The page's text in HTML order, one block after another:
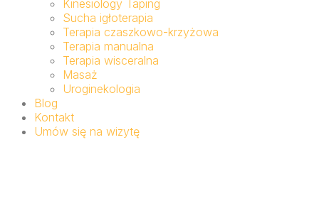
Kinesiology Taping
Sucha igłoterapia
Terapia czaszkowo-krzyżowa
Terapia manualna
Terapia wisceralna
Masaż
Uroginekologia
Blog
Kontakt
Umów się na wizytę